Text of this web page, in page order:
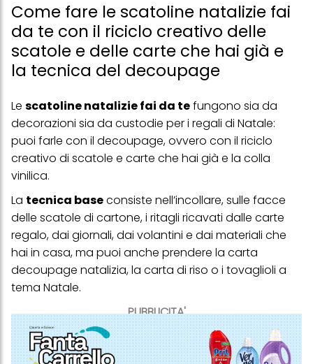
Come fare le scatoline natalizie fai
da te con il riciclo creativo delle
scatole e delle carte che hai già e
la tecnica del decoupage
PUBBLICITA'
Le scatoline natalizie fai da tefungono sia da
decorazioni sia da custodie per i regali di Natale:
puoi farle con il decoupage, ovvero con il riciclo
creativo di scatole e carte che hai già e la colla
vinilica.
La tecnica baseconsiste nell’incollare, sulle facce
delle scatole di cartone, i ritagli ricavati dalle carte
regalo, dai giornali, dai volantini e dai materiali che
hai in casa, ma puoi anche prendere la carta
decoupage natalizia, la carta di riso o i tovaglioli a
tema Natale.